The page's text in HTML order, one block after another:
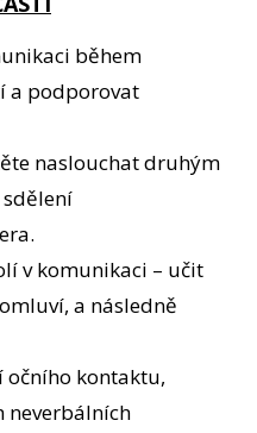
během
a podporovat
naslouchat druhým
v komunikaci – učit
a následně
očního kontaktu,
neverbálních